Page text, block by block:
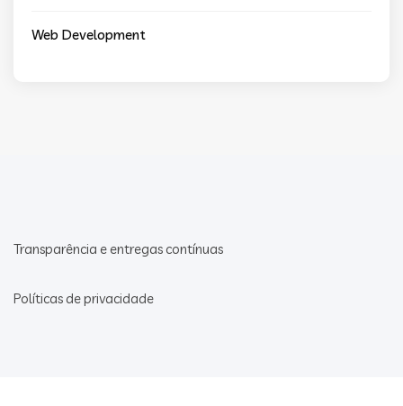
Web Development
Transparência e entregas contínuas
Políticas de privacidade